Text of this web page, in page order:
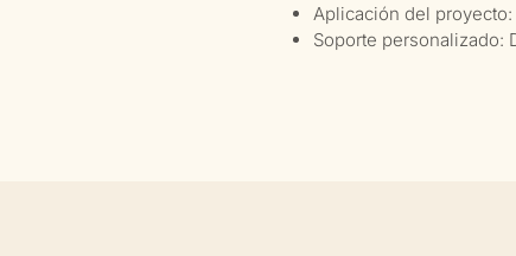
Aplicación del
Soporte personalizado: